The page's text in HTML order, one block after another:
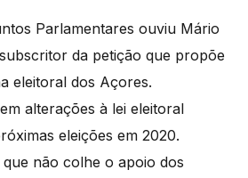
Parlamentares ouviu Mário
da petição que propõe
eleitoral dos Açores.
alterações à lei eleitoral
eleições em 2020.
não colhe o apoio dos